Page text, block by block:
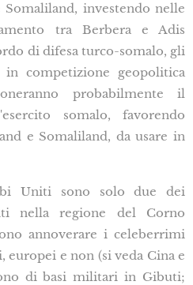
investendo nelle
tra Berbera e Adis
di difesa turco-somalo, gli
competizione geopolitica
probabilmente il
somalo, favorendo
e Somaliland, da usare in
Uniti sono solo due dei
nella regione del Corno
annoverare i celeberrimi
e non (si veda Cina e
di basi militari in Gibuti;